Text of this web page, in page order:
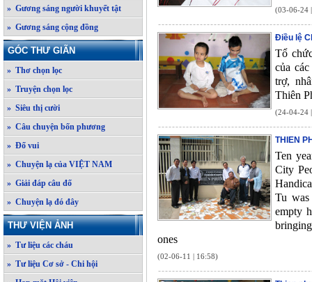
» Gương sáng người khuyết tật
» Gương sáng cộng đồng
GÓC THƯ GIÃN
» Thơ chọn lọc
» Truyện chọn lọc
» Siêu thị cười
» Câu chuyện bốn phương
» Đố vui
» Chuyện lạ của VIỆT NAM
» Giải đáp câu đố
» Chuyện lạ đó đây
THƯ VIỆN ẢNH
» Tư liệu các cháu
» Tư liệu Cơ sở - Chi hội
(03-06-24
Điều lệ
Tổ
của
trợ,
Thiên
(24-04-24
THIEN
Ten
City
Tu was
empty
ones
(02-06-11 | 16:58)